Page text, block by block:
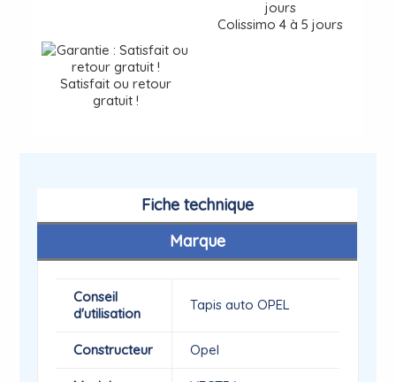
Colissimo 4 à 5 jours
Satisfait ou retour
gratuit !
Fiche technique
Marque
Conseil
d'utilisation
Tapis auto OPEL
Constructeur Opel